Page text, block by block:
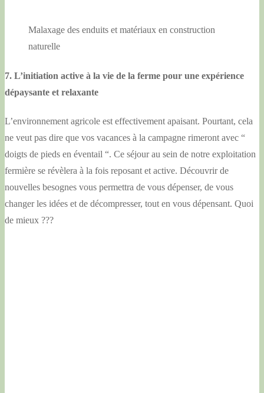
Malaxage des enduits et matériaux en construction
naturelle
7. L’initiation active à la vie de la ferme pour une expérience
dépaysante et relaxante
L’environnement agricole est effectivement apaisant. Pourtant, cela
ne veut pas dire que vos vacances à la campagne rimeront avec “
doigts de pieds en éventail “. Ce séjour au sein de notre exploitation
fermière se révèlera à la fois reposant et active. Découvrir de
nouvelles besognes vous permettra de vous dépenser, de vous
changer les idées et de décompresser, tout en vous dépensant. Quoi
de mieux ???